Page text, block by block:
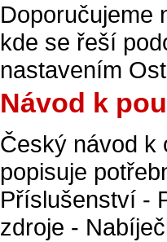
Doporučujeme
kde se řeší
nastavením
Návod k
Český návod k
popisuje
Příslušenství -
zdroje -